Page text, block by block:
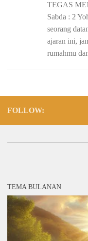
TEGAS
Sabda : 2
seorang
ajaran ini,
rumahmu
FOLLOW:
TEMA BULANAN